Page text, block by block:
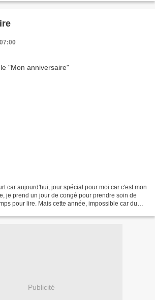
car aujourd'hui, jour spécial pour moi car c'est mon
je prend un jour de congé pour prendre soin de
pour lire. Mais cette année, impossible car du
Publicité